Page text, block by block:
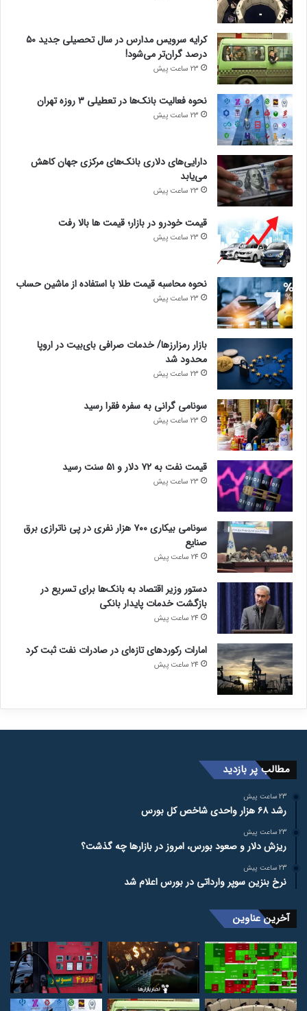
کرایه سرویس مدارس در سال تحصیلی جدید ۵۰
درصد گران‌تر می‌شود!
23 ساعت پیش
نحوه فعالیت بانک‌ها در تعطیلی ۳ روزه تهران
23 ساعت پیش
دارایی‌های دلاری بانک‌های مرکزی جهان کاهش
می‌یابد
23 ساعت پیش
قیمت خودرو در بازار؛ قیمت ها بالا رفت
23 ساعت پیش
نحوه محاسبه قیمت طلا با استفاده از ماشین حساب
23 ساعت پیش
بازار رمزارزها/ خدمات صرافی بای‌بیت در اروپا
محدود شد
23 ساعت پیش
سونامی گرانی به سفره فقرا رسید
23 ساعت پیش
قیمت نفت به ۷۲ دلار و ۵۱ سنت رسید
23 ساعت پیش
سونامی بیکاری ۷۰۰ هزار نفری در پی ناترازی برق
صنایع
24 ساعت پیش
دستور وزیر اقتصاد به بانک‌ها برای تسریع در
بازگشت خدمات پایدار بانکی
24 ساعت پیش
امارات رکورد‌های تازه‌ای در صادرات نفت ثبت کرد
24 ساعت پیش
مطالب پر بازدید
23 ساعت پیش
رشد ۶۸ هزار واحدی شاخص کل بورس
23 ساعت پیش
ریزش دلار و صعود بورس، امروز در بازارها چه گذشت؟
23 ساعت پیش
نرخ بنزین سوپر وارداتی در بورس اعلام شد
آخرین عناوین